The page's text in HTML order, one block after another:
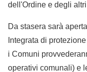
dell'Ordine e degli
Da stasera sarà
Integrata di
i Comuni
operativi comunali) e